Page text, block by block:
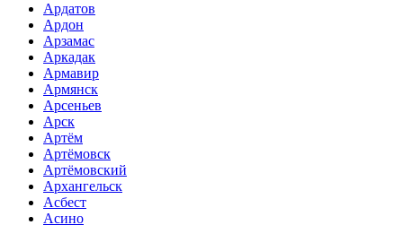
Ардатов
Ардон
Арзамас
Аркадак
Армавир
Армянск
Арсеньев
Арск
Артём
Артёмовск
Артёмовский
Архангельск
Асбест
Асино